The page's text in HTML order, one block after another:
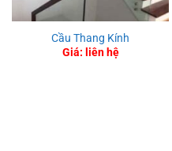
Cầu Thang Kính
Giá: liên hệ